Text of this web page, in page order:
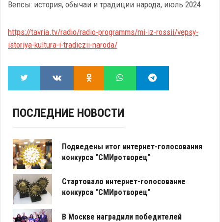
Вепсы: история, обычаи и традиции народа, июль 2024
https://tavria.tv/radio/radio-programms/mi-iz-rossii/vepsy-
istoriya-kultura-i-tradiczii-naroda/
ПОСЛЕДНИЕ НОВОСТИ
Подведены итог интернет-голосования
конкурса "СМИротворец"
Стартовало интернет-голосование
конкурса "СМИротворец"
В Москве наградили победителей